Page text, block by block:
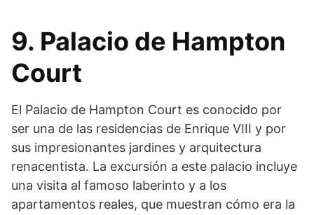
9. Palacio de Hampton
Court
El Palacio de Hampton Court es conocido por
ser una de las residencias de Enrique VIII y por
sus impresionantes jardines y arquitectura
renacentista. La excursión a este palacio incluye
una visita al famoso laberinto y a los
apartamentos reales, que muestran cómo era la